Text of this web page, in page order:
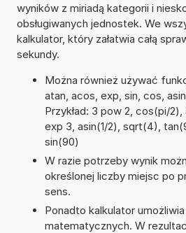
wyników z miriadą kategorii i
obsługiwanych jednostek. We
kalkulator, który załatwia całą
sekundy.
Można również używać
atan, acos, exp, sin, cos,
Przykład: 3 pow 2, cos(pi/
exp 3, asin(1/2), sqrt(4),
sin(90)
W razie potrzeby wynik
określonej liczby miejsc po
sens.
Ponadto kalkulator
matematycznych. W